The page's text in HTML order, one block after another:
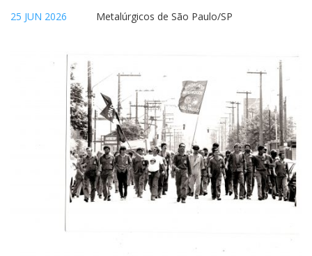
25 JUN 2026 Metalúrgicos de São Paulo/SP